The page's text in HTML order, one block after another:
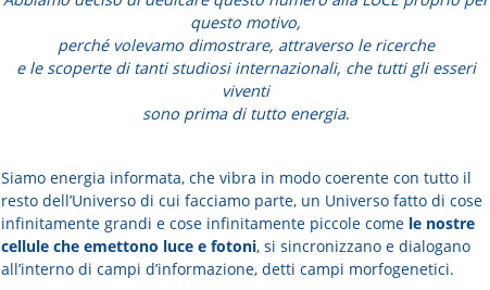
questo motivo,
perché volevamo dimostrare, attraverso le ricerche
e le scoperte di tanti studiosi internazionali, che tutti gli esseri
viventi
sono prima di tutto energia.
Siamo energia informata, che vibra in modo coerente con tutto il
resto dell’Universo di cui facciamo parte, un Universo fatto di cose
infinitamente grandi e cose infinitamente piccole come le nostre
cellule che emettono luce e fotoni, si sincronizzano e dialogano
all’interno di campi d’informazione, detti campi morfogenetici.